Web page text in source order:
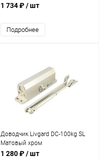
1 734 ₽/ шт
Подробнее
Доводчик Livgard DC-100kg SL
Матовый хром
1 280 ₽/ шт